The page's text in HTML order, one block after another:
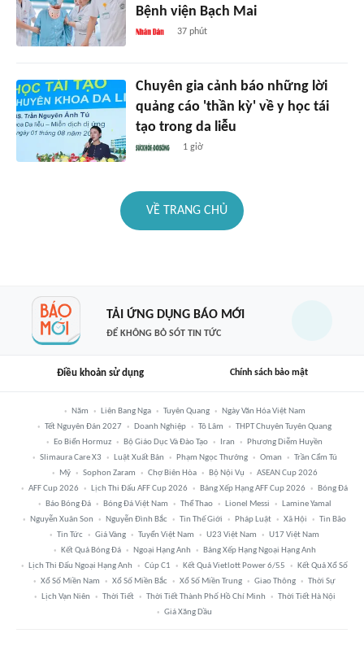
Bệnh viện Bạch Mai
37 phút
Chuyên gia cảnh báo những lời
quảng cáo 'thần kỳ' về y học tái
tạo trong da liễu
1 giờ
VỀ TRANG CHỦ
TẢI ỨNG DỤNG BÁO MỚI
ĐỂ KHÔNG BỎ SÓT TIN TỨC
Điều khoản sử dụng Chính sách bảo mật
Năm Liên Bang Nga Tuyên Quang
Ngày Văn Hóa Việt Nam
Tết Nguyên Đán 2027
Doanh Nghiệp Tô Lâm
THPT Chuyên Tuyên Quang
Eo Biển Hormuz
Bộ Giáo Dục Và Đào Tạo Iran
Phương Diễm Huyền
Slimaura Care X3
Luật Xuất Bản Phạm Ngọc Thưởng Oman
Trần Cẩm Tú
Mỹ
Sophon Zaram Chợ Biên Hòa Bộ Nội Vụ
ASEAN Cup 2026
AFF Cup 2026
Lịch Thi Đấu AFF Cup 2026 Bảng Xếp Hạng AFF Cup 2026
Bóng Đá
Báo Bóng Đá
Bóng Đá Việt Nam Thể Thao Lionel Messi
Lamine Yamal
Nguyễn Xuân Son
Nguyễn Đình Bắc Tin Thế Giới Pháp Luật Xã Hội
Tin Bão
Tin Tức
Giá Vàng Tuyển Việt Nam U23 Việt Nam
U17 Việt Nam
Kết Quả Bóng Đá
Ngoại Hạng Anh
Bảng Xếp Hạng Ngoại Hạng Anh
Lịch Thi Đấu Ngoại Hạng Anh
Cúp C1 Kết Quả Vietlott Power 6/55
Kết Quả Xổ Số
Xổ Số Miền Nam
Xổ Số Miền Bắc Xổ Số Miền Trung Giao Thông
Thời Sự
Lịch Vạn Niên
Thời Tiết Thời Tiết Thành Phố Hồ Chí Minh
Thời Tiết Hà Nội
Giá Xăng Dầu